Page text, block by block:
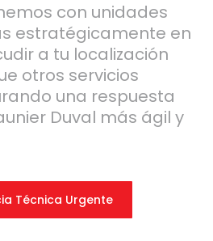
con unidades
estratégicamente en
a tu localización
otros servicios
una respuesta
Duval más ágil y
Técnica Urgente